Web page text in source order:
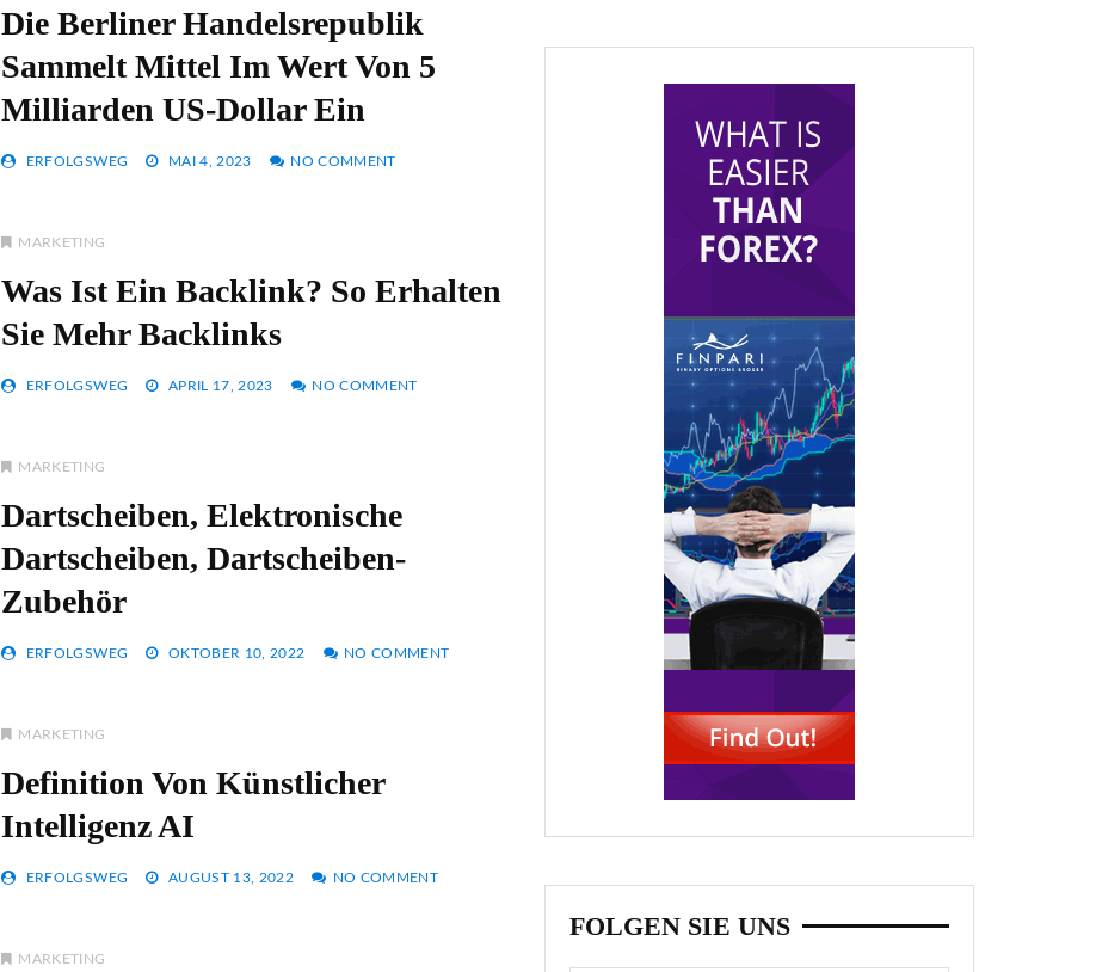
Die Berliner Handelsrepublik
Sammelt Mittel Im Wert Von 5
Milliarden US-Dollar Ein
ERFOLGSWEG MAI 4, 2023 NO COMMENT
MARKETING
Was Ist Ein Backlink? So Erhalten
Sie Mehr Backlinks
ERFOLGSWEG APRIL 17, 2023 NO COMMENT
MARKETING
Dartscheiben, Elektronische
Dartscheiben, Dartscheiben-
Zubehör
ERFOLGSWEG OKTOBER 10, 2022 NO COMMENT
MARKETING
Definition Von Künstlicher
Intelligenz AI
ERFOLGSWEG AUGUST 13, 2022 NO COMMENT
MARKETING
FOLGEN SIE UNS